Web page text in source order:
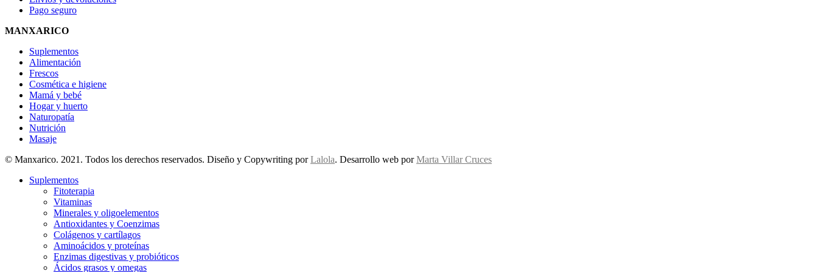
Pago seguro
MANXARICO
Suplementos
Alimentación
Frescos
Cosmética e higiene
Mamá y bebé
Hogar y huerto
Naturopatía
Nutrición
Masaje
© Manxarico. 2021. Todos los derechos reservados. Diseño y Copywriting porLalola. Desarrollo web porMarta Villar Cruces
Suplementos
Fitoterapia
Vitaminas
Minerales y oligoelementos
Antioxidantes y Coenzimas
Colágenos y cartílagos
Aminoácidos y proteínas
Enzimas digestivas y probióticos
Ácidos grasos y omegas